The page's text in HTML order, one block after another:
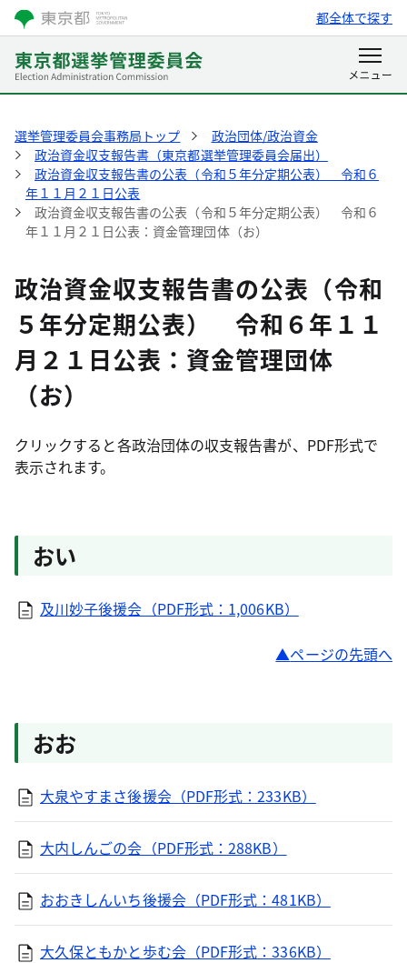
都全体で探す
選挙管理委員会事務局トップ
政治団体/政治資金
政治資金収支報告書（東京都選挙管理委員会届出）
政治資金収支報告書の公表（令和５年分定期公表） 令和６
年１１月２１日公表
政治資金収支報告書の公表（令和５年分定期公表） 令和６
年１１月２１日公表：資金管理団体（お）
政治資金収支報告書の公表（令和
５年分定期公表） 令和６年１１
月２１日公表：資金管理団体
（お）
クリックすると各政治団体の収支報告書が、PDF形式で
表示されます。
おい
及川妙子後援会（PDF形式：1,006KB）
ページの先頭へ
おお
大泉やすまさ後援会（PDF形式：233KB）
大内しんごの会（PDF形式：288KB）
おおきしんいち後援会（PDF形式：481KB）
大久保ともかと歩む会（PDF形式：336KB）